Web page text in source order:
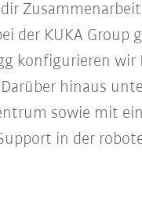
der KUKA Group
konfigurieren wir
hinaus
sowie mit
in der